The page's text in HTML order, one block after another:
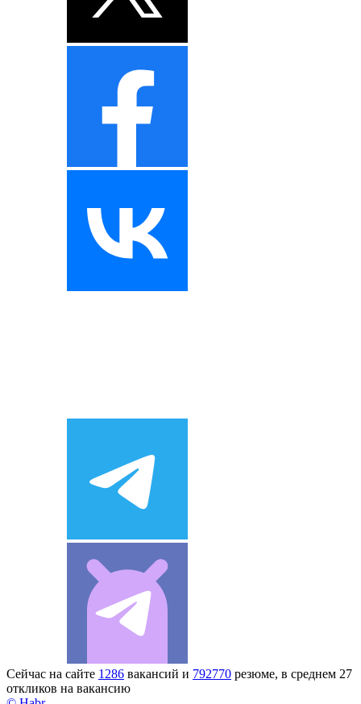
Сейчас на сайте 1286 вакансий и 792770 резюме, в среднем 27
откликов на вакансию